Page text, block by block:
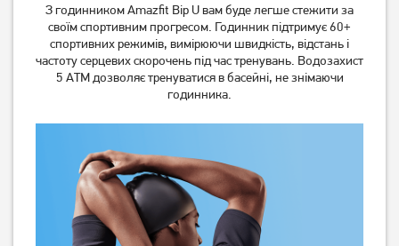
З годинником Amazfit Bip U вам буде легше стежити за
своїм спортивним прогресом. Годинник підтримує 60+
спортивних режимів, вимірюючи швидкість, відстань і
частоту серцевих скорочень під час тренувань. Водозахист
5 АТМ дозволяє тренуватися в басейні, не знімаючи
годинника.